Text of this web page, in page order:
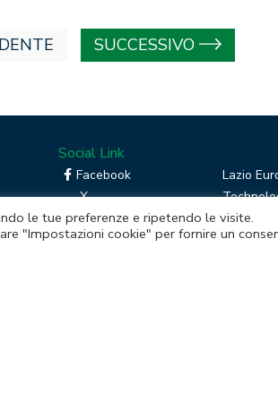
SUCCESSIVO
Social Link
Facebook
X
Linkedin
RSS
Lazio
Boost
le tue preferenze e ripetendo le visite.
"Impostazioni cookie" per fornire un